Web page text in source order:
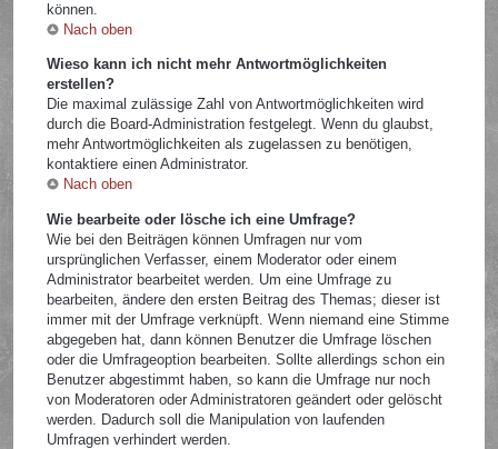
können.
Nach oben
Wieso kann ich nicht mehr Antwortmöglichkeiten
erstellen?
Die maximal zulässige Zahl von Antwortmöglichkeiten wird
durch die Board-Administration festgelegt. Wenn du glaubst,
mehr Antwortmöglichkeiten als zugelassen zu benötigen,
kontaktiere einen Administrator.
Nach oben
Wie bearbeite oder lösche ich eine Umfrage?
Wie bei den Beiträgen können Umfragen nur vom
ursprünglichen Verfasser, einem Moderator oder einem
Administrator bearbeitet werden. Um eine Umfrage zu
bearbeiten, ändere den ersten Beitrag des Themas; dieser ist
immer mit der Umfrage verknüpft. Wenn niemand eine Stimme
abgegeben hat, dann können Benutzer die Umfrage löschen
oder die Umfrageoption bearbeiten. Sollte allerdings schon ein
Benutzer abgestimmt haben, so kann die Umfrage nur noch
von Moderatoren oder Administratoren geändert oder gelöscht
werden. Dadurch soll die Manipulation von laufenden
Umfragen verhindert werden.